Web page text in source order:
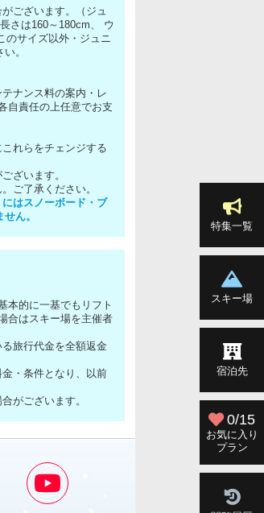
ございます。（ジュ
さは160～180cm、 ウ
のサイズ以外・ジュニ
。
ナンス料の案内・レ
自責任の上任意でお支
れらをチェンジする
ざいます。
ご了承ください。
はスノーボード・ブ
ん。
本的に一基でもリフト
合はスキー場を主催者
旅行代金を全額返金
・条件となり、以前
がございます。
特集一覧
スキー場
宿泊先
0/15
お気に入り
プラン